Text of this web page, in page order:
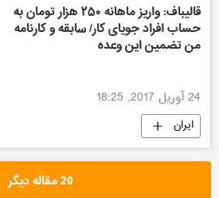
قالیباف: واریز ماهانه ۲۵۰ هزار تومان به
حساب افراد جویای کار/ سابقه و کارنامه
من تضمین این وعده
24 آوریل 2017, 18:25
ایران
20 مقاله دیگر